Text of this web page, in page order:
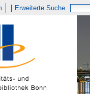
Erweiterte Suche